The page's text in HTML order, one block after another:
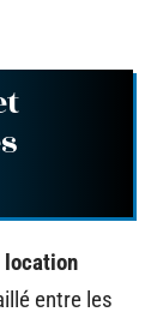
location
entre les